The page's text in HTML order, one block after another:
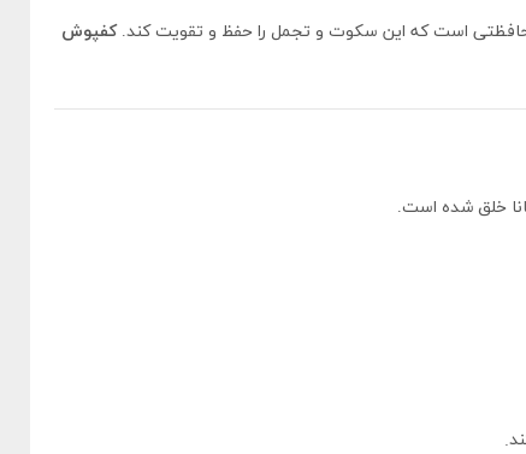
محافظتی است که این سکوت و تجمل را حفظ و تقویت کند.کفپوش
خلق شده است.